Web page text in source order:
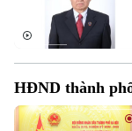
HĐND thành